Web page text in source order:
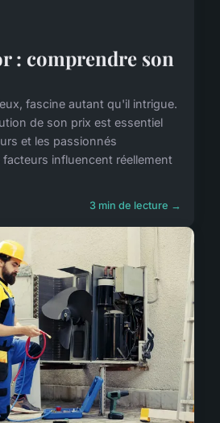
: comprendre son
fascine autant qu'il intrigue.
de son prix est essentiel
et les passionnés
influencent réellement
3 min de lecture →